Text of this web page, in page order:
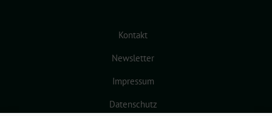
Kontakt
Newsletter
Impressum
Datenschutz